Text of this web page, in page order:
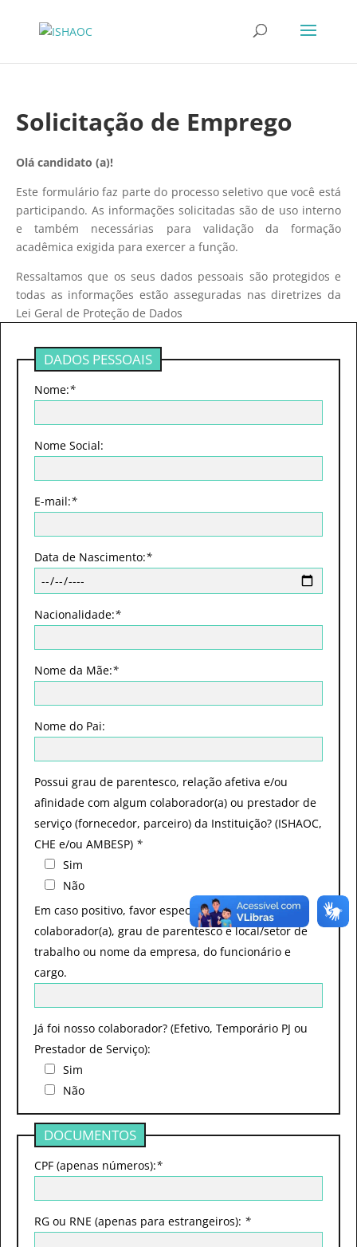
Solicitação de Emprego
Olá candidato (a)!
Este formulário faz parte do processo seletivo que você está
participando. As informações solicitadas são de uso interno
e também necessárias para validação da formação
acadêmica exigida para exercer a função.
Ressaltamos que os seus dados pessoais são protegidos e
todas as informações estão asseguradas nas diretrizes da
Lei Geral de Proteção de Dados
DADOS PESSOAIS
Nome:*
Nome Social:
E-mail:*
Data de Nascimento:*
Nacionalidade:*
Nome da Mãe:*
Nome do Pai:
Possui grau de parentesco, relação afetiva e/ou
afinidade com algum colaborador(a) ou prestador de
serviço (fornecedor, parceiro) da Instituição? (ISHAOC,
CHE e/ou AMBESP) *
Sim
Não
Em caso positivo, favor especificar o nome do
colaborador(a), grau de parentesco e local/setor de
trabalho ou nome da empresa, do funcionário e
cargo.
Já foi nosso colaborador? (Efetivo, Temporário PJ ou
Prestador de Serviço):
Sim
Não
DOCUMENTOS
CPF (apenas números):*
RG ou RNE (apenas para estrangeiros): *